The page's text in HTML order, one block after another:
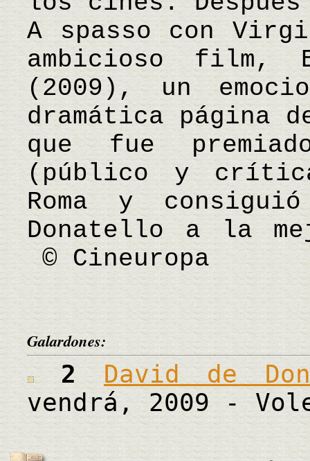
A spasso con
ambicioso film,
(2009), un
dramática
que fue
(público y
Roma y
Donatello a la
© Cineuropa
Galardones:
2David de
vendrá, 2009 -